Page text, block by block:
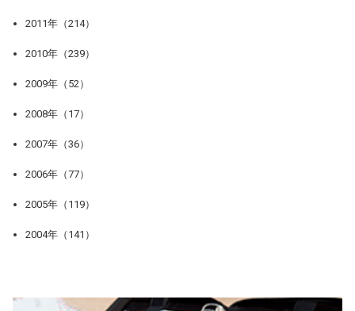
2011年（214）
2010年（239）
2009年（52）
2008年（17）
2007年（36）
2006年（77）
2005年（119）
2004年（141）